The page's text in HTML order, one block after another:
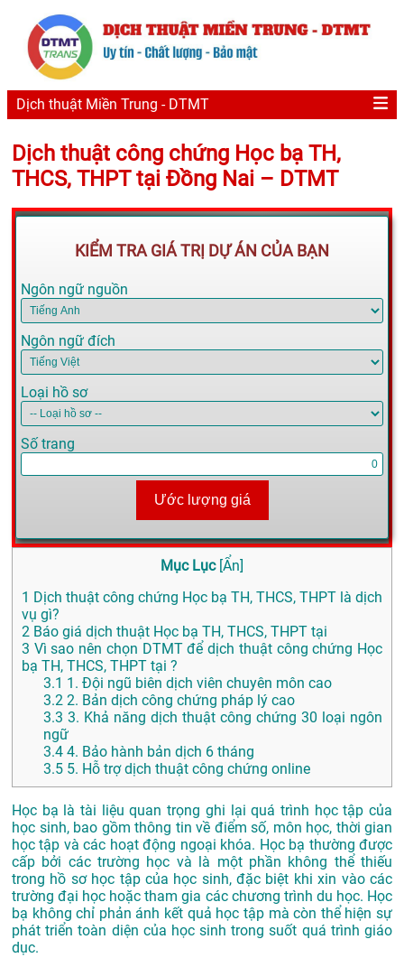
Dịch thuật Miền Trung - DTMT
Dịch thuật công chứng Học bạ TH,
THCS, THPT tại Đồng Nai – DTMT
KIỂM TRA GIÁ TRỊ DỰ ÁN CỦA BẠN
Ngôn ngữ nguồn
Ngôn ngữ đích
Loại hồ sơ
Số trang
Ước lượng giá
Mục Lục [Ẩn]
1 Dịch thuật công chứng Học bạ TH, THCS, THPT là dịch
vụ gì?
2 Báo giá dịch thuật Học bạ TH, THCS, THPT tại
3 Vì sao nên chọn DTMT để dịch thuật công chứng Học
bạ TH, THCS, THPT tại ?
3.1 1. Đội ngũ biên dịch viên chuyên môn cao
3.2 2. Bản dịch công chứng pháp lý cao
3.3 3. Khả năng dịch thuật công chứng 30 loại ngôn
ngữ
3.4 4. Bảo hành bản dịch 6 tháng
3.5 5. Hỗ trợ dịch thuật công chứng online
Học bạ là tài liệu quan trọng ghi lại quá trình học tập của
học sinh, bao gồm thông tin về điểm số, môn học, thời gian
học tập và các hoạt động ngoại khóa. Học bạ thường được
cấp bởi các trường học và là một phần không thể thiếu
trong hồ sơ học tập của học sinh, đặc biệt khi xin vào các
trường đại học hoặc tham gia các chương trình du học. Học
bạ không chỉ phản ánh kết quả học tập mà còn thể hiện sự
phát triển toàn diện của học sinh trong suốt quá trình giáo
dục.